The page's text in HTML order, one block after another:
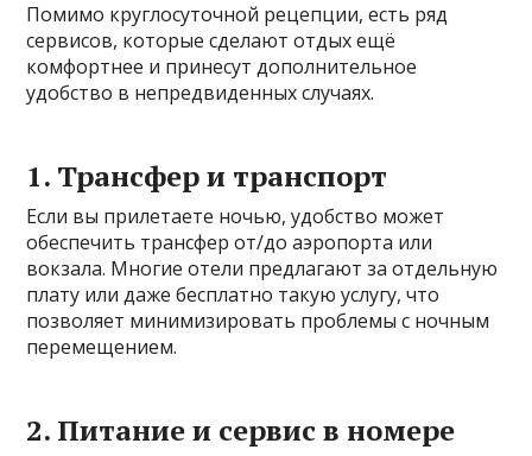
Помимо круглосуточной рецепции, есть ряд
сервисов, которые сделают отдых ещё
комфортнее и принесут дополнительное
удобство в непредвиденных случаях.
1. Трансфер и транспорт
Если вы прилетаете ночью, удобство может
обеспечить трансфер от/до аэропорта или
вокзала. Многие отели предлагают за отдельную
плату или даже бесплатно такую услугу, что
позволяет минимизировать проблемы с ночным
перемещением.
2. Питание и сервис в номере